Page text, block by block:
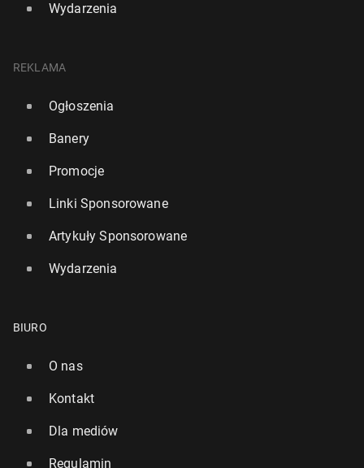
Wydarzenia
REKLAMA
Ogłoszenia
Banery
Promocje
Linki Sponsorowane
Artykuły Sponsorowane
Wydarzenia
BIURO
O nas
Kontakt
Dla mediów
Regulamin